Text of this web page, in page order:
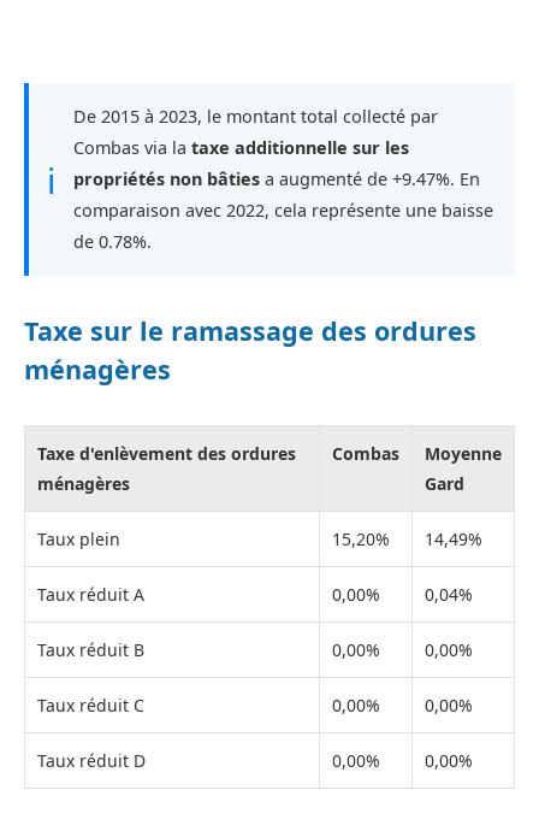
ℹ
De 2015 à 2023, le montant total collecté par
Combas via la taxe additionnelle sur les
propriétés non bâties a augmenté de +9.47%. En
comparaison avec 2022, cela représente une baisse
de 0.78%.
Taxe sur le ramassage des ordures
ménagères
Taxe d'enlèvement des ordures
ménagères
Combas
Moyenne
Gard
Taux plein 15,20% 14,49%
Taux réduit A 0,00% 0,04%
Taux réduit B 0,00% 0,00%
Taux réduit C 0,00% 0,00%
Taux réduit D 0,00% 0,00%